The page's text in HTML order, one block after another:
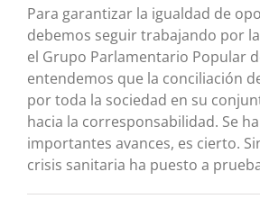
Para garantizar la igualdad de
debemos seguir trabajando por
el Grupo Parlamentario Popular
entendemos que la conciliación
por toda la sociedad en su
hacia la corresponsabilidad. Se
importantes avances, es cierto.
crisis sanitaria ha puesto a